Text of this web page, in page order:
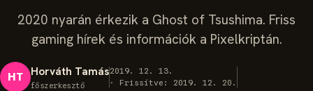
2020 nyarán érkezik a Ghost of Tsushima. Friss
gaming hírek és információk a Pixelkriptán.
HT Horváth Tamás
főszerkesztő
2019. 12. 13.
· Frissítve: 2019. 12. 20.